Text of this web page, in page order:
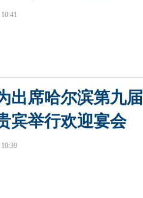
出席哈尔滨第九
宾举行欢迎宴会